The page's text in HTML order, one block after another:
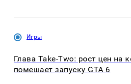
Игры
Глава Take-Two: рост цен на
помешает запуску GTA 6